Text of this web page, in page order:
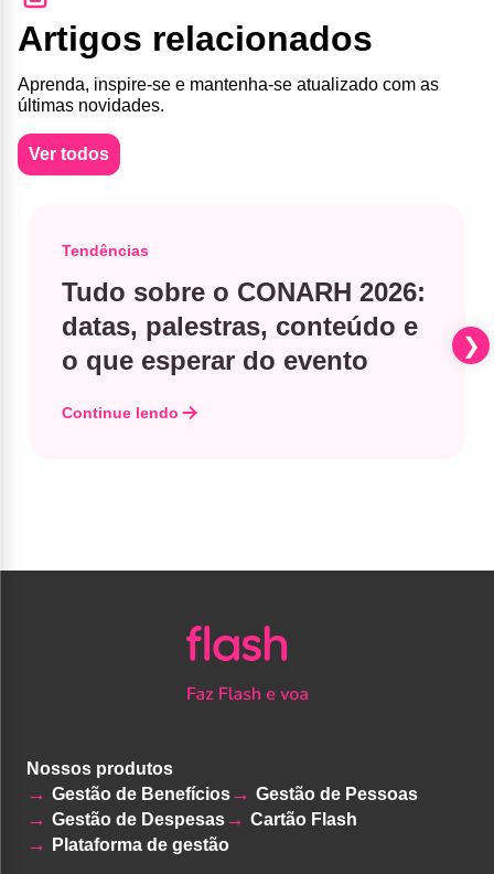
Artigos relacionados
Aprenda, inspire-se e mantenha-se atualizado com as
últimas novidades.
Ver todos
Tendências
Tudo sobre o CONARH 2026:
datas, palestras, conteúdo e
o que esperar do evento
Continue lendo
Nossos produtos
Gestão de Benefícios
Gestão de Pessoas
Gestão de Despesas
Cartão Flash
Plataforma de gestão